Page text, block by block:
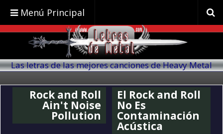
Menú Principal
Las letras de las mejores canciones de Heavy Metal
Rock and Roll
Ain't Noise
Pollution
El Rock and Roll
No Es
Contaminación
Acústica